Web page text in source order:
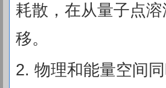
耗散，在从量子点
移。
2. 物理和能量空间